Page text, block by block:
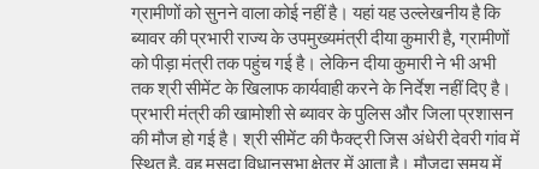
ग्रामीणों को सुनने वाला कोई नहीं है। यहां यह उल्लेखनीय है कि
ब्यावर की प्रभारी राज्य के उपमुख्यमंत्री दीया कुमारी है, ग्रामीणों
को पीड़ा मंत्री तक पहुंच गई है। लेकिन दीया कुमारी ने भी अभी
तक श्री सीमेंट के खिलाफ कार्यवाही करने के निर्देश नहीं दिए है।
प्रभारी मंत्री की खामोशी से ब्यावर के पुलिस और जिला प्रशासन
की मौज हो गई है। श्री सीमेंट की फैक्ट्री जिस अंधेरी देवरी गांव में
स्थित है, वह मसूदा विधानसभा क्षेत्र में आता है। मौजूदा समय में